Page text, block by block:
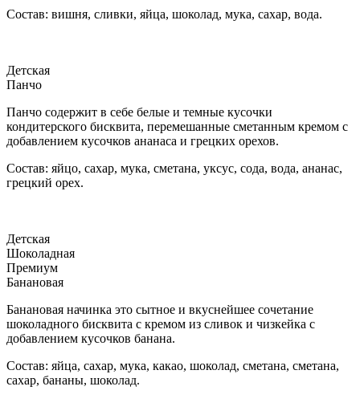
Состав: вишня, сливки, яйца, шоколад, мука, сахар, вода.
Детская
Панчо
Панчо содержит в себе белые и темные кусочки
кондитерского бисквита, перемешанные сметанным кремом с
добавлением кусочков ананаса и грецких орехов.
Состав: яйцо, сахар, мука, сметана, уксус, сода, вода, ананас,
грецкий орех.
Детская
Шоколадная
Премиум
Банановая
Банановая начинка это сытное и вкуснейшее сочетание
шоколадного бисквита с кремом из сливок и чизкейка с
добавлением кусочков банана.
Состав: яйца, сахар, мука, какао, шоколад, сметана, сметана,
сахар, бананы, шоколад.